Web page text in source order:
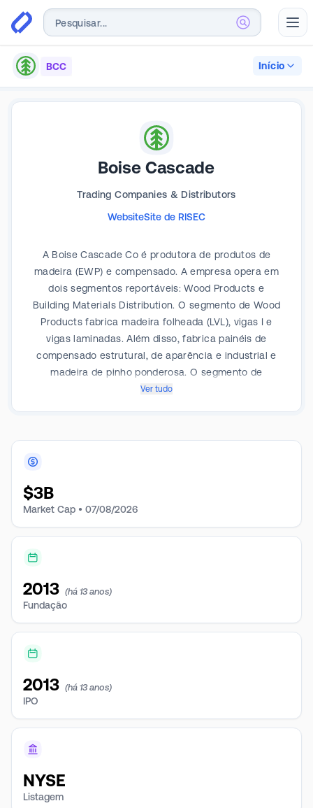
BCC Início
Boise Cascade
Trading Companies & Distributors
WebsiteSite de RISEC
A Boise Cascade Co é produtora de produtos de
madeira (EWP) e compensado. A empresa opera em
dois segmentos reportáveis: Wood Products e
Building Materials Distribution. O segmento de Wood
Products fabrica madeira folheada (LVL), vigas I e
vigas laminadas. Além disso, fabrica painéis de
compensado estrutural, de aparência e industrial e
madeira de pinho ponderosa. O segmento de
Distribuição de Materiais de Construção atua na
de linha geral, como revestimento, decks compostos,
portas e marcenaria, produtos metálicos, coberturas
sua receita vem do segmento de Distribuição de
Material de Construção.
Ver tudo
$3B
Market Cap • 07/08/2026
2013 (há 13 anos)
Fundação
2013 (há 13 anos)
IPO
NYSE
Listagem